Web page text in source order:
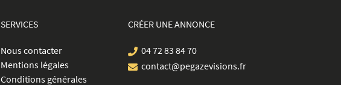
SERVICES
Nous contacter
Mentions légales
Conditions générales
CRÉER UNE ANNONCE
04 72 83 84 70
contact@pegazevisions.fr